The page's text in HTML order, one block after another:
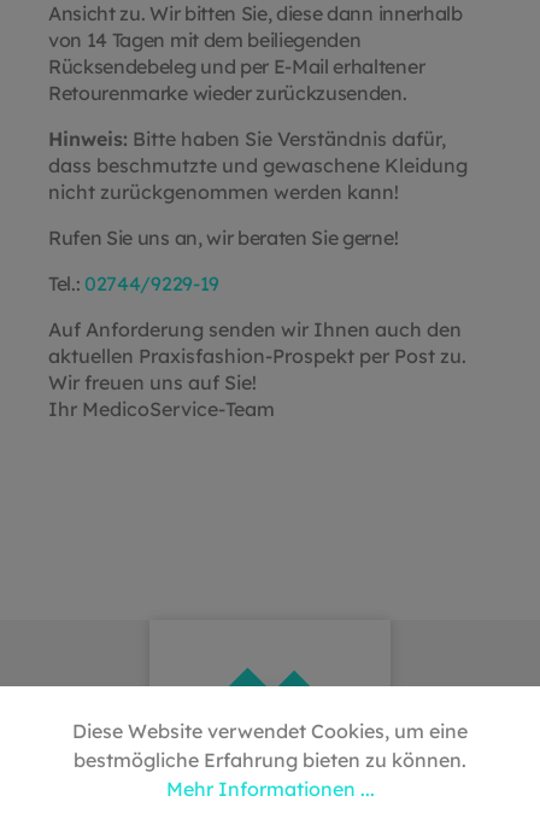
Ansicht zu. Wir bitten Sie, diese dann innerhalb
von 14 Tagen mit dem beiliegenden
Rücksendebeleg und per E-Mail erhaltener
Retourenmarke wieder zurückzusenden.
Hinweis: Bitte haben Sie Verständnis dafür,
dass beschmutzte und gewaschene Kleidung
nicht zurückgenommen werden kann!
Rufen Sie uns an, wir beraten Sie gerne!
Tel.:02744/9229-19
Auf Anforderung senden wir Ihnen auch den
aktuellen Praxisfashion-Prospekt per Post zu.
Wir freuen uns auf Sie!
Ihr MedicoService-Team
Diese Website verwendet Cookies, um eine
bestmögliche Erfahrung bieten zu können.
Mehr Informationen ...